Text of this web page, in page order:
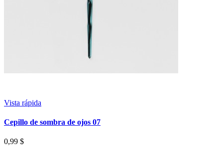
Vista rápida
Cepillo de sombra de ojos 07
0,99 $